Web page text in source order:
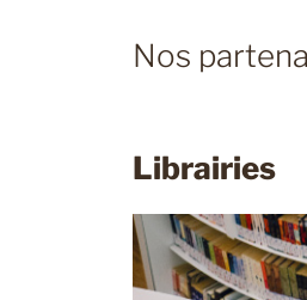
Nos
Librairies